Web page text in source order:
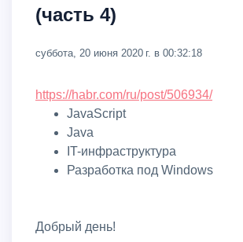
(часть 4)
суббота, 20 июня 2020 г. в 00:32:18
https://habr.com/ru/post/506934/
JavaScript
Java
IT-инфраструктура
Разработка под Windows
Добрый день!